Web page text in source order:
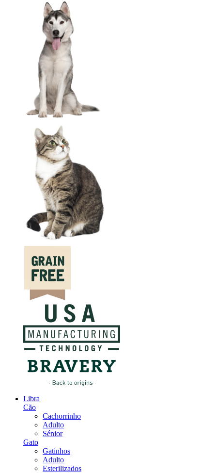
Libra
Cão
Cachorrinho
Adulto
Sénior
Gato
Gatinhos
Adulto
Esterilizados